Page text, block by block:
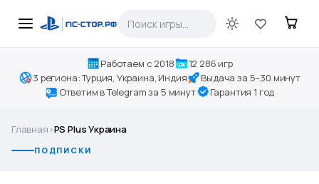
Работаем с 2018
12 286 игр
3 региона: Турция, Украина, Индия
Выдача за 5–30 минут
Ответим в Telegram за 5 минут
Гарантия 1 год
Главная ›PS Plus Украина
ПОДПИСКИ